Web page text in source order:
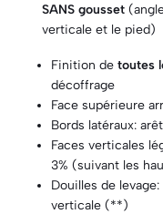
SANS gousset
verticale et le pied)
Finition de toutes
décoffrage
Face supérieure
Bords latéraux:
Faces verticales
3% (suivant les
Douilles de
verticale (**)